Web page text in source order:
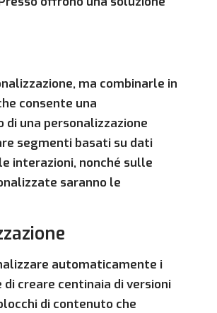
ma combinarle in
consente una
una personalizzazione
segmenti basati su dati
interazioni, nonché sulle
saranno le
automaticamente i
creare centinaia di versioni
di contenuto che